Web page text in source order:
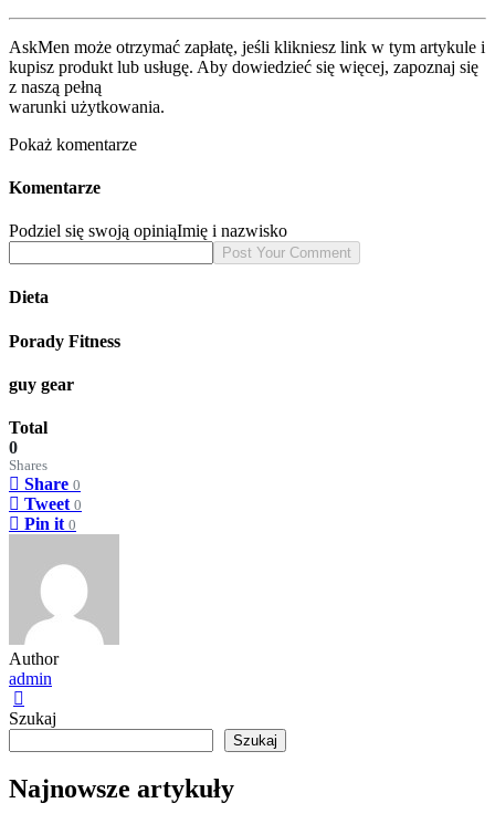
AskMen może otrzymać zapłatę, jeśli klikniesz link w tym artykule i
kupisz produkt lub usługę. Aby dowiedzieć się więcej, zapoznaj się
z naszą pełną
warunki użytkowania.
Pokaż komentarze
Komentarze
Podziel się swoją opiniąImię i nazwisko
Dieta
Porady Fitness
guy gear
Total
0
Shares
Share 0
Tweet 0
Pin it 0
Author
admin
Szukaj
Szukaj
Najnowsze artykuły